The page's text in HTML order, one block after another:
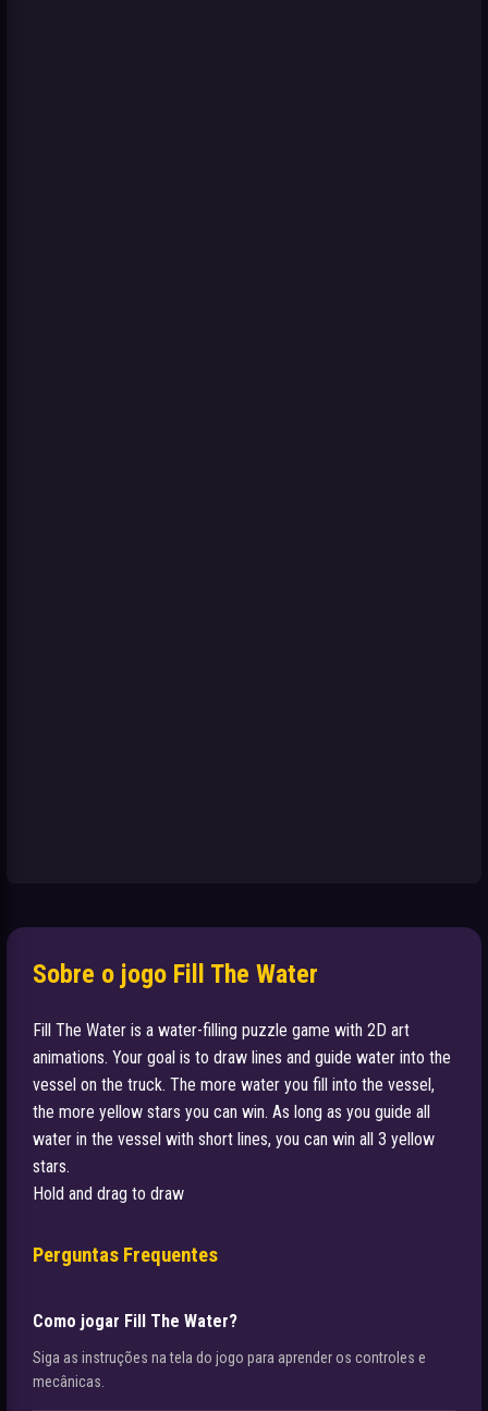
Sobre o jogo Fill The Water
Fill The Water is a water-filling puzzle game with 2D art
animations. Your goal is to draw lines and guide water into the
vessel on the truck. The more water you fill into the vessel,
the more yellow stars you can win. As long as you guide all
water in the vessel with short lines, you can win all 3 yellow
stars.
Hold and drag to draw
Perguntas Frequentes
Como jogar Fill The Water?
Siga as instruções na tela do jogo para aprender os controles e
mecânicas.